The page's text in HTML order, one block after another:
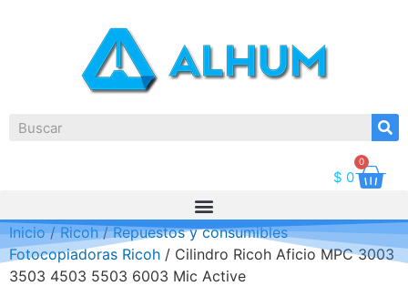
$ 0
0
Inicio/Ricoh/Repuestos y consumibles
Fotocopiadoras Ricoh / Cilindro Ricoh Aficio MPC 3003
3503 4503 5503 6003 Mic Active